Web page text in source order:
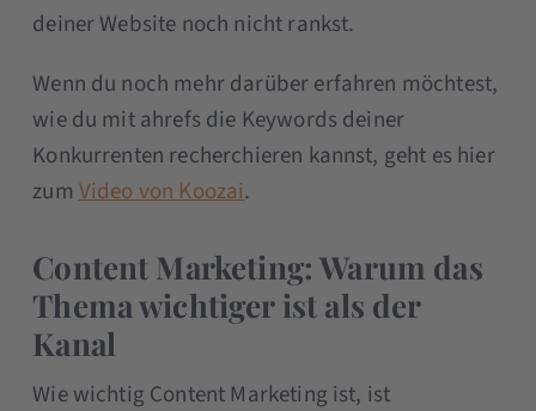
deiner Website noch nicht rankst.
Wenn du noch mehr darüber erfahren möchtest,
wie du mit ahrefs die Keywords deiner
Konkurrenten recherchieren kannst, geht es hier
zum Video von Koozai.
Content Marketing: Warum das
Thema wichtiger ist als der
Kanal
Wie wichtig Content Marketing ist, ist